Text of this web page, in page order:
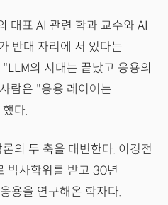
대표 AI 관련 학과 교수와 AI
반대 자리에 서 있다는
의 시대는 끝났고 응용의
람은 "응용 레이어는
다.
의 두 축을 대변한다. 이경전
박사학위를 받고 30년
용을 연구해온 학자다.